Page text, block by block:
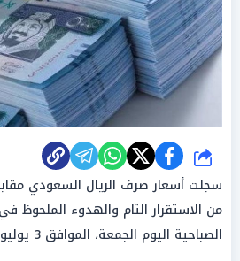
شارك
سجلت أسعار صرف الريال السعودي
من الاستقرار التام والهدوء الملحوظ
الصباحية اليوم الجمعة، الموافق 3 يوليو 2026.